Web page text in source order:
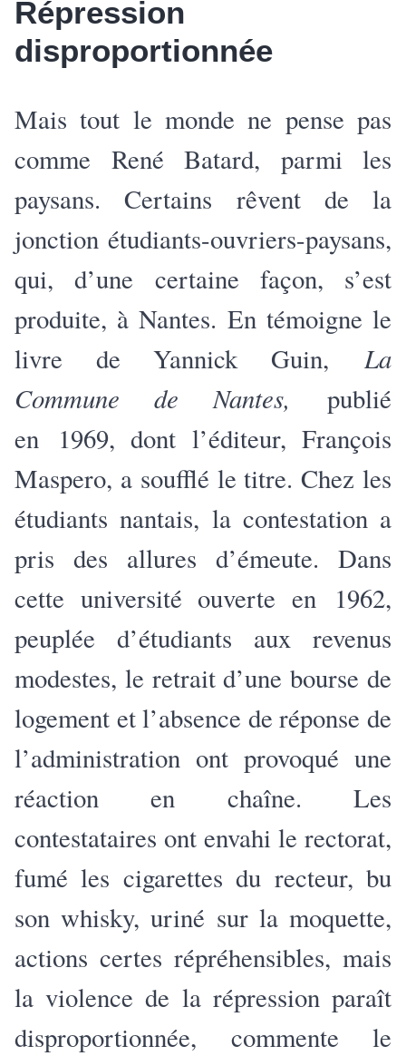
Répression
disproportionnée
Mais tout le monde ne pense pas
comme René Batard, parmi les
paysans. Certains rêvent de la
jonction étudiants-ouvriers-paysans,
qui, d’une certaine façon, s’est
produite, à Nantes. En témoigne le
livre de Yannick Guin,
La
Commune de Nantes,
publié
en 1969, dont l’éditeur, François
Maspero, a soufflé le titre. Chez les
étudiants nantais, la contestation a
pris des allures d’émeute. Dans
cette université ouverte en 1962,
peuplée d’étudiants aux revenus
modestes, le retrait d’une bourse de
logement et l’absence de réponse de
l’administration ont provoqué une
réaction en chaîne. Les
contestataires ont envahi le rectorat,
fumé les cigarettes du recteur, bu
son whisky, uriné sur la moquette,
actions certes répréhensibles, mais
la violence de la répression paraît
disproportionnée, commente le